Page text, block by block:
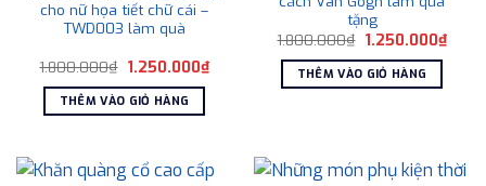
cho nữ họa tiết chữ cái –
TWD003 làm quà
1.800.000₫ Giá
là:
1.800.000₫.
1.250.000₫Giá
hiện
THÊM VÀO GIỎ HÀNG
tặng
1.800.000₫ Giá
là:
1.800.000₫.
1.250.000₫Giá
hiện
THÊM VÀO GIỎ HÀNG